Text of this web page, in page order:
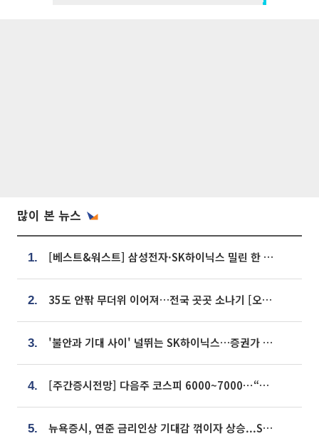
많이 본 뉴스
1. [베스트&워스트] 삼성전자·SK하이닉스 밀린 한 주…상상인증권은 85% 급등
2. 35도 안팎 무더위 이어져…전국 곳곳 소나기 [오늘 날씨]
3. '불안과 기대 사이' 널뛰는 SK하이닉스…증권가 "HBM4·LTA 기반 펀터멘털 견고"
4. [주간증시전망] 다음주 코스피 6000~7000⋯“外人 수급은 정책이 변수”
5. 뉴욕증시, 연준 금리인상 기대감 꺾이자 상승...S&P500 사상 최고치 [종합]